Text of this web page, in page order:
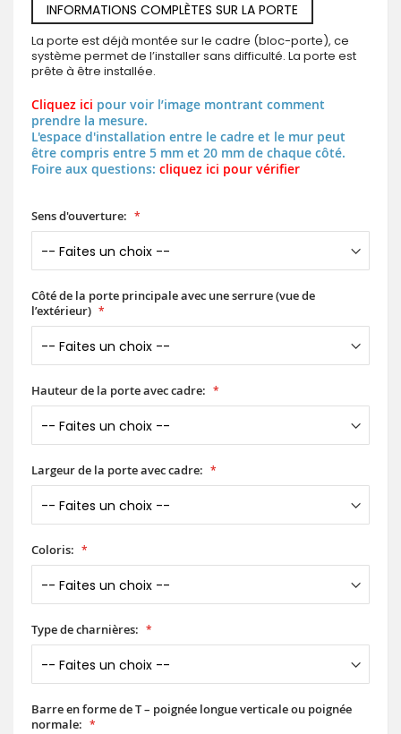
INFORMATIONS COMPLÈTES SUR LA PORTE
La porte est déjà montée sur le cadre (bloc-porte), ce
système permet de l’installer sans difficulté. La porte est
prête à être installée.
Cliquez ici pour voir l’image montrant comment
prendre la mesure.
L'espace d'installation entre le cadre et le mur peut
être compris entre 5 mm et 20 mm de chaque côté.
Foire aux questions: cliquez ici pour vérifier
Sens d'ouverture:
Côté de la porte principale avec une serrure (vue de
l’extérieur)
Hauteur de la porte avec cadre:
Largeur de la porte avec cadre:
Coloris:
Type de charnières:
Barre en forme de T – poignée longue verticale ou poignée
normale: